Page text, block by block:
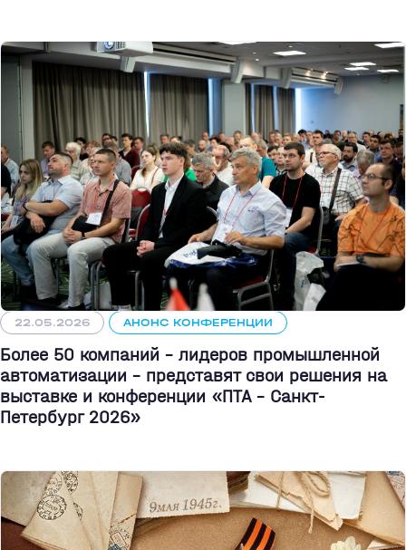
22.05.2026 АНОНС КОНФЕРЕНЦИИ
Более 50 компаний - лидеров промышленной
автоматизации - представят свои решения на
выставке и конференции «ПТА – Санкт-
Петербург 2026»